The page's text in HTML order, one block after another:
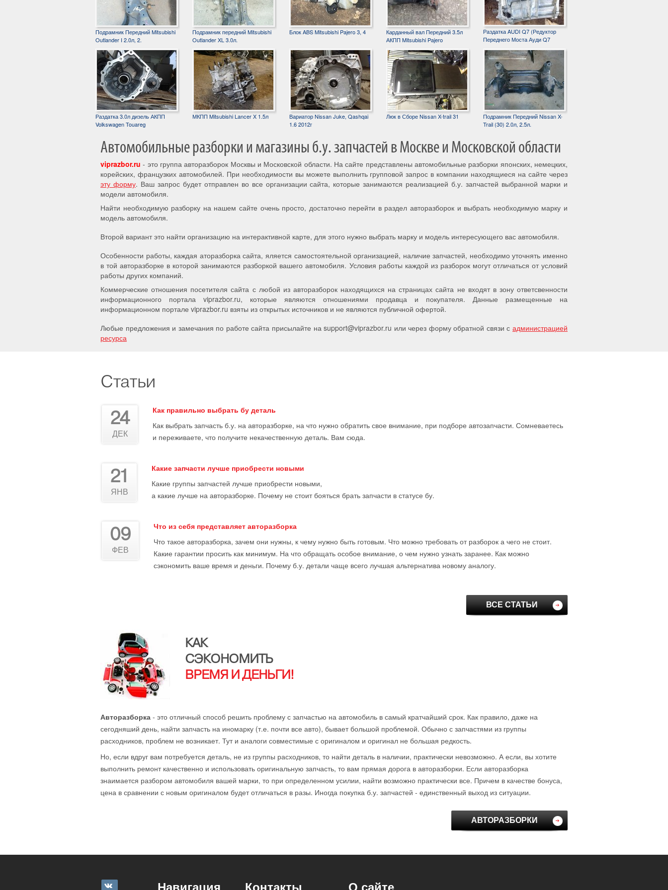
Подрамник Передний Mitsubishi
Outlander I 2.0л, 2.
Подрамник передний Mitsubishi
Outlander XL 3.0л.
Блок ABS Mitsubishi Pajero 3, 4
Карданный вал Передний 3.5л
АКПП Mitsubishi Pajero
Раздатка AUDI Q7 (Редуктор
Переднего Моста Ауди Q7
Раздатка 3.0л дизель АКПП
Volkswagen Touareg
МКПП Mitsubishi Lancer X 1.5л
Вариатор Nissan Juke, Qashqai
1.6 2012г
Люк в Сборе Nissan X-trail 31
Подрамник Передний Nissan X-
Trail (30) 2.0л, 2.5л.
Автомобильные разборки и магазины б.у. запчастей в Москве и Московской области
viprazbor.ru - это группа авторазборок Москвы и Московской области. На сайте представлены автомобильные разборки японских, немецких,
корейских, французких автомобилей. При необходимости вы можете выполнить групповой запрос в компании находящиеся на сайте через
эту форму. Ваш запрос будет отправлен во все организации сайта, которые занимаются реализацией б.у. запчастей выбранной марки и
модели автомобиля.
Найти необходимую разборку на нашем сайте очень просто, достаточно перейти в раздел авторазборок и выбрать необходимую марку и
модель автомобиля.
Второй вариант это найти организацию на интерактивной карте, для этого нужно выбрать марку и модель интересующего вас автомобиля.
Особенности работы, каждая аторазборка сайта, яляется самостоятельной организацией, наличие запчастей, необходимо уточнять именно
в той авторазборке в которой занимаются разборкой вашего автомобиля. Условия работы каждой из разборок могут отличаться от условий
работы других компаний.
Коммерческие отношения посетителя сайта с любой из авторазборок находящихся на страницах сайта не входят в зону ответсвенности
информационного портала viprazbor.ru, которые являются отношениями продавца и покупателя. Данные размещенные на
информационном портале viprazbor.ru взяты из открытых источников и не являются публичной офертой.
Любые предложения и замечания по работе сайта присылайте на support@viprazbor.ru или через форму обратной связи с администрацией
ресурса
Статьи
24
ДЕК
Как правильно выбрать бу деталь
Как выбрать запчасть б.у. на авторазборке, на что нужно обратить свое внимание, при подборе автозапчасти. Сомневаетесь
и переживаете, что получите некачественную деталь. Вам сюда.
21
ЯНВ
Какие запчасти лучше приобрести новыми
Какие группы запчастей лучше приобрести новыми,
а какие лучше на авторазборке. Почему не стоит бояться брать запчасти в статусе бу.
09
ФЕВ
Что из себя представляет авторазборка
Что такое авторазборка, зачем они нужны, к чему нужно быть готовым. Что можно требовать от разборок а чего не стоит.
Какие гарантии просить как минимум. На что обращать особое внимание, о чем нужно узнать заранее. Как можно
сэкономить ваше время и деньги. Почему б.у. детали чаще всего лучшая альтернатива новому аналогу.
ВСЕ СТАТЬИ
КАК
СЭКОНОМИТЬ
ВРЕМЯ И ДЕНЬГИ!
Авторазборка - это отличный способ решить проблему с запчастью на автомобиль в самый кратчайший срок. Как правило, даже на
сегодняший день, найти запчасть на иномарку (т.е. почти все авто), бывает большой проблемой. Обычно с запчастями из группы
расходников, проблем не возникает. Тут и аналоги совместимые с оригиналом и оригинал не большая редкость.
Но, если вдруг вам потребуется деталь, не из группы расходников, то найти деталь в наличии, практически невозможно. А если, вы хотите
выполнить ремонт качественно и использовать оригинальную запчасть, то вам прямая дорога в авторазборки. Если авторазборка
знаимается разбором автомобиля вашей марки, то при определенном усилии, найти возможно практически все. Причем в качестве бонуса,
цена в сравнении с новым оригиналом будет отличаться в разы. Иногда покупка б.у. запчастей - единственный выход из ситуации.
АВТОРАЗБОРКИ
Навигация Контакты О сайте